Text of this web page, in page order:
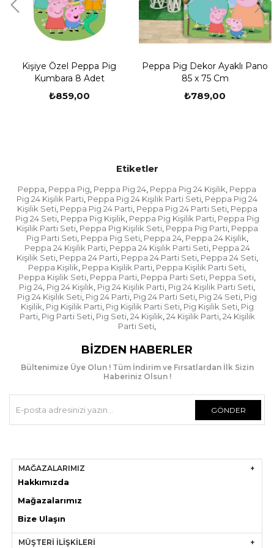
-Tasarım ekibimiz siparişinizi oluşturduktan sonra
hemen sizin ile iletişime geçmektedir.
-Sizlerden bilgi aldıktan sonra kişiye özel ürünlerin
sizlere baskı öncesi son hali iletilir.
-Sizler onay verdikten sonra baskıları yapılıp özenle
paketlenip kargo firmasına teslim edilir.
134 80 76 whatsapp hattımıza gönderebilirsiniz.
Kargonuzu Teslim Almadan Önce Yapılması
Gerekenler
- Ürünü teslim aldığınıza dair fişi imzaladığınızda o
fişte yer alan "ürünü eksiksiz, hasarsız teslim aldım"
beyanını da kabul etmiş oluyorsunuz. Bu nedenle
ürünü teslim almadan önce mutlaka içini açıp
bakmaya çalışın. Kargo görevlisi açtırmak istemezse
kargo fişinin üzerine "ürün kontrol edilmeden
teslim alınmıştır" ibaresini ekleyin.
- Ürünü teslim aldığınızda kargo görevlisi gitmeden
hızlıca açıp kontrol edin. Herhangi bir hasar varsa
tutun ve kargo görevlisi ayrılmadan ürünü
kendisine teslim edin.
Kişiye Özel Peppa Pig
Kumbara 8 Adet
₺859,00
Peppa Pig Dekor Ayaklı Pano
85 x 75 Cm
₺789,00
Etiketler
Peppa, Peppa Pig, Peppa Pig 24, Peppa Pig 24 Kişilik, Peppa
Pig 24 Kişilik Parti, Peppa Pig 24 Kişilik Parti Seti, Peppa Pig 24
Kişilik Seti, Peppa Pig 24 Parti, Peppa Pig 24 Parti Seti, Peppa
Pig 24 Seti, Peppa Pig Kişilik, Peppa Pig Kişilik Parti, Peppa Pig
Kişilik Parti Seti, Peppa Pig Kişilik Seti, Peppa Pig Parti, Peppa
Pig Parti Seti, Peppa Pig Seti, Peppa 24, Peppa 24 Kişilik,
Peppa 24 Kişilik Parti, Peppa 24 Kişilik Parti Seti, Peppa 24
Kişilik Seti, Peppa 24 Parti, Peppa 24 Parti Seti, Peppa 24 Seti,
Peppa Kişilik, Peppa Kişilik Parti, Peppa Kişilik Parti Seti,
Peppa Kişilik Seti, Peppa Parti, Peppa Parti Seti, Peppa Seti,
Pig 24, Pig 24 Kişilik, Pig 24 Kişilik Parti, Pig 24 Kişilik Parti Seti,
Pig 24 Kişilik Seti, Pig 24 Parti, Pig 24 Parti Seti, Pig 24 Seti, Pig
Kişilik, Pig Kişilik Parti, Pig Kişilik Parti Seti, Pig Kişilik Seti, Pig
Parti, Pig Parti Seti, Pig Seti, 24 Kişilik, 24 Kişilik Parti, 24 Kişilik
Parti Seti,
BIZDEN HABERLER
Bültenimize Üye Olun ! Tüm İndirim ve Fırsatlardan İlk Sizin
Haberiniz Olsun !
GÖNDER
MAĞAZALARIMIZ
Hakkımızda
Mağazalarımız
Bize Ulaşın
MÜŞTERİ İLİŞKİLERİ